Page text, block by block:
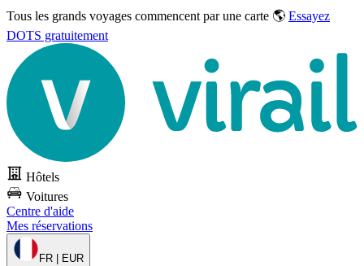
Tous les grands voyages commencent par une carte 🌎 Essayez
DOTS gratuitement
Hôtels
Voitures
Centre d'aide
Mes réservations
FR | EUR